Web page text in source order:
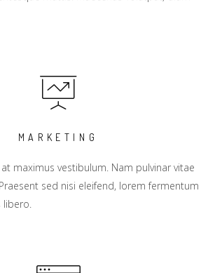
MARKETING
maximus vestibulum. Nam pulvinar vitae
sed nisi eleifend, lorem fermentum
libero.